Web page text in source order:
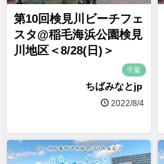
第10回検見川ビーチフェ
スタ@稲毛海浜公園検見
川地区＜8/28(日)＞
千葉
ちばみなとjp
2022/8/4